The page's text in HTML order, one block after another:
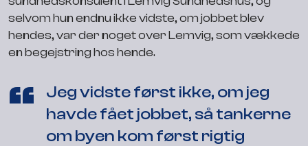
selvom hun endnu ikke vidste, om jobbet blev
hendes, var der noget over Lemvig, som vækkede
en begejstring hos hende.
Jeg vidste først ikke, om jeg
havde fået jobbet, så tankerne
om byen kom først rigtig